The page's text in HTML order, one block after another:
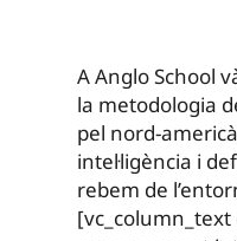
A Anglo School
la metodologia
pel nord-
intel·ligència i
rebem de
[vc_column_text